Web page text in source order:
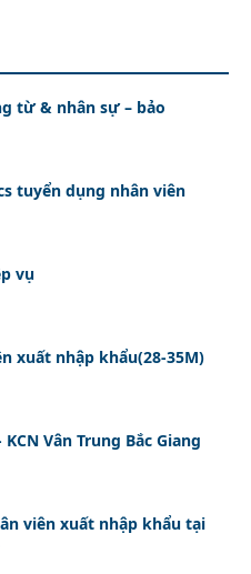
từ & nhân sự – bảo
tuyển dụng nhân viên
vụ
xuất nhập khẩu(28-35M)
Vân Trung Bắc Giang
viên xuất nhập khẩu tại